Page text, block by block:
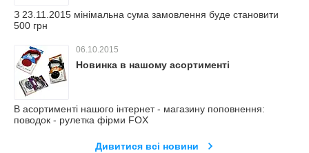
З 23.11.2015 мінімальна сума замовлення буде становити
500 грн
06.10.2015
Новинка в нашому асортименті
В асортименті нашого інтернет - магазину поповнення:
поводок - рулетка фірми FOX
Дивитися всі новини